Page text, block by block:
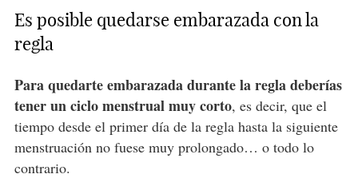
Es posible quedarse embarazada con la
regla
Para quedarte embarazada durante la regla deberías
tener un ciclo menstrual muy corto, es decir, que el
tiempo desde el primer día de la regla hasta la siguiente
menstruación no fuese muy prolongado… o todo lo
contrario.